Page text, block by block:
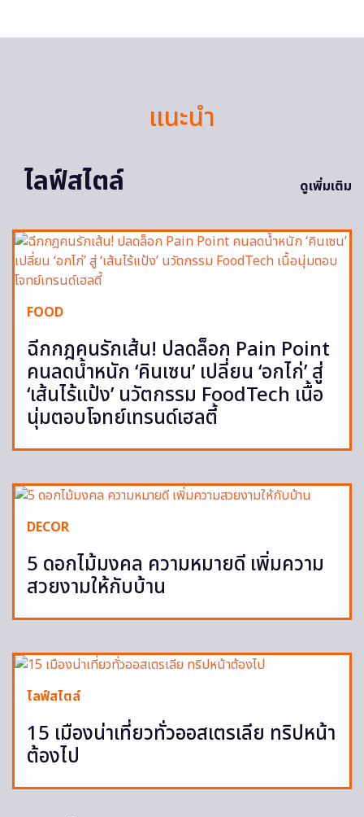
แนะนำ
ไลฟ์สไตล์
ดูเพิ่มเติม
FOOD
ฉีกกฎคนรักเส้น! ปลดล็อก Pain Point
คนลดน้ำหนัก ‘คินเซน’ เปลี่ยน ‘อกไก่’ สู่
‘เส้นไร้แป้ง’ นวัตกรรม FoodTech เนื้อ
นุ่มตอบโจทย์เทรนด์เฮลตี้
DECOR
5 ดอกไม้มงคล ความหมายดี เพิ่มความ
สวยงามให้กับบ้าน
ไลฟ์สไตล์
15 เมืองน่าเที่ยวทั่วออสเตรเลีย ทริปหน้า
ต้องไป